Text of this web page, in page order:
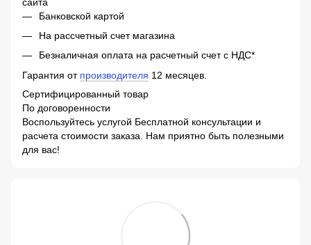
Банковской картой
На рассчетный счет магазина
Безналичная оплата на расчетный счет с НДС*
Гарантия от производителя 12 месяцев.
Сертифицированный товар
По договоренности
Воспользуйтесь услугой Бесплатной консультации и
расчета стоимости заказа. Нам приятно быть полезными
для вас!